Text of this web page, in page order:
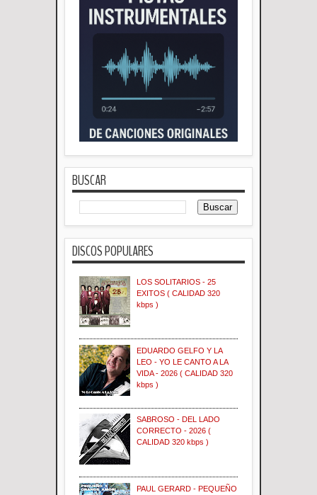
BUSCAR
DISCOS POPULARES
LOS SOLITARIOS - 25
EXITOS ( CALIDAD 320
kbps )
EDUARDO GELFO Y LA
LEO - YO LE CANTO A LA
VIDA - 2026 ( CALIDAD 320
kbps )
SABROSO - DEL LADO
CORRECTO - 2026 (
CALIDAD 320 kbps )
PAUL GERARD - PEQUEÑO